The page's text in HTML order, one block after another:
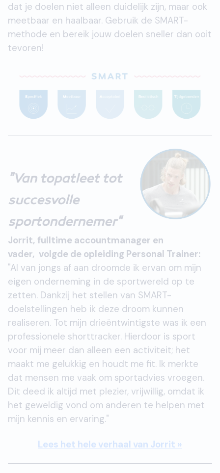
dat je doelen niet alleen duidelijk zijn, maar ook
meetbaar en haalbaar. Gebruik de SMART-
methode en bereik jouw doelen sneller dan ooit
tevoren!
"Van topatleet tot
succesvolle
sportondernemer"
Jorrit, fulltime accountmanager en
vader, volgde de opleiding Personal Trainer:
"Al van jongs af aan droomde ik ervan om mijn
eigen onderneming in de sportwereld op te
zetten. Dankzij het stellen van SMART-
doelstellingen heb ik deze droom kunnen
realiseren. Tot mijn drieëntwintigste was ik een
professionele shorttracker. Hierdoor is sport
voor mij meer dan alleen een activiteit; het
maakt me gelukkig en houdt me fit. Ik merkte
dat mensen me vaak om sportadvies vroegen.
Dit deed ik altijd met plezier, vrijwillig, omdat ik
het geweldig vond om anderen te helpen met
mijn kennis en ervaring."
Lees het hele verhaal van Jorrit »